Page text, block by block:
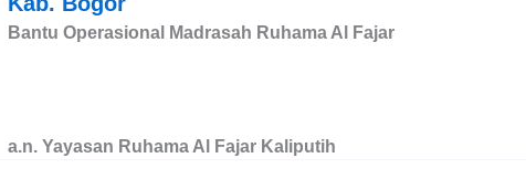
Bantu Operasional Madrasah Ruhama Al Fajar
a.n. Yayasan Ruhama Al Fajar Kaliputih